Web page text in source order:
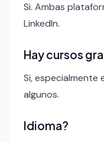
Si. Ambas
LinkedIn.
Hay cursos
Si, especialmente
algunos.
Idioma?